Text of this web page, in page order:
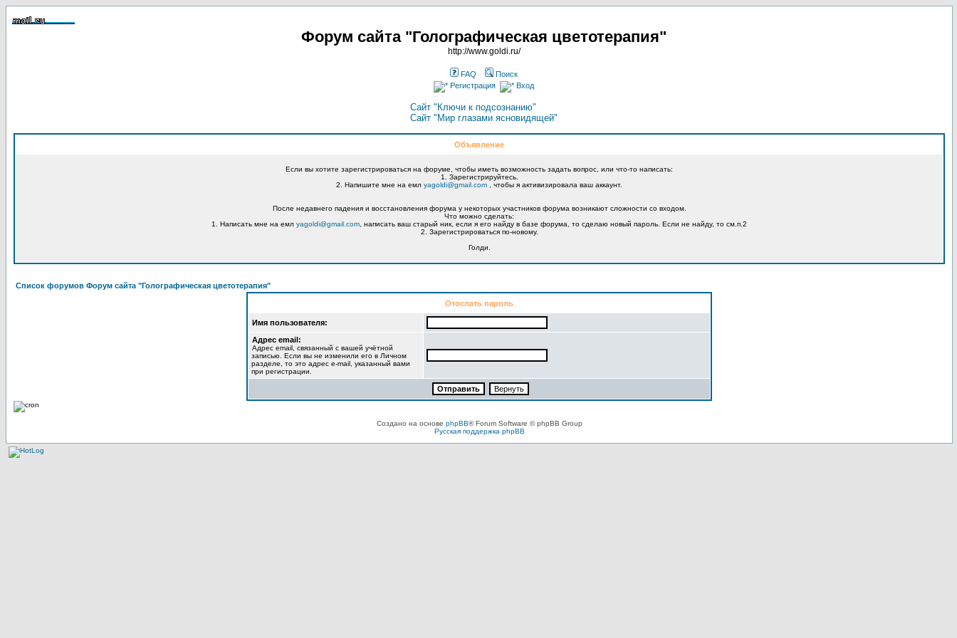
Форум сайта "Голографическая цветотерапия"
http://www.goldi.ru/
FAQ
Поиск
Регистрация
Вход
Сайт "Ключи к подсознанию"
Сайт "Мир глазами ясновидящей"
Объявление
Если вы хотите зарегистрироваться на форуме, чтобы иметь возможность задать вопрос, или что-то написать:
1. Зарегистрируйтесь.
2. Напишите мне на емл yagoldi@gmail.com , чтобы я активизировала ваш аккаунт.
После недавнего падения и восстановления форума у некоторых участников форума возникают сложности со входом.
Что можно сделать:
1. Написать мне на емл yagoldi@gmail.com , написать ваш старый ник, если я его найду в базе форума, то сделаю новый пароль. Если не найду, то см.п.2
2. Зарегистрироваться по-новому.
Голди.
Список форумов Форум сайта "Голографическая цветотерапия"
Отослать пароль
Имя пользователя:
Адрес email:
Адрес email, связанный с вашей учётной
записью. Если вы не изменили его в Личном
разделе, то это адрес e-mail, указанный вами
при регистрации.
Создано на основе phpBB® Forum Software © phpBB Group
Русская поддержка phpBB